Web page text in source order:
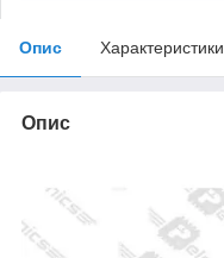
Опис Характеристики
Опис